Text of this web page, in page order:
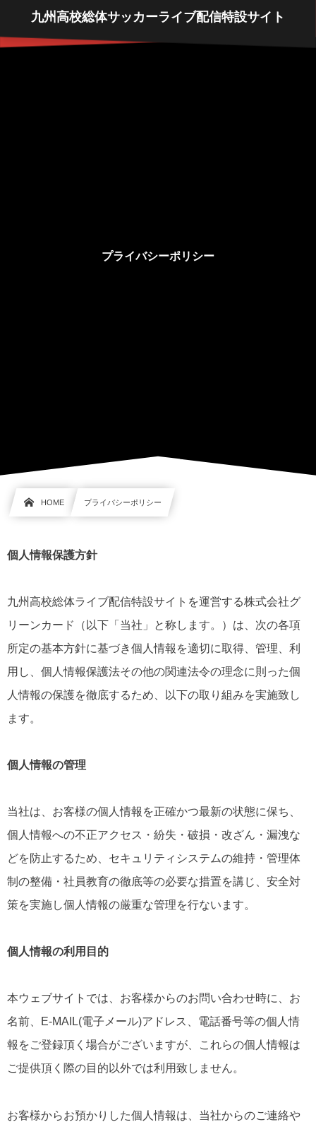
九州高校総体サッカーライブ配信特設サイト
プライバシーポリシー
HOME プライバシーポリシー
個人情報保護方針
九州高校総体ライブ配信特設サイトを運営する株式会社グ
リーンカード（以下「当社」と称します。）は、次の各項
所定の基本方針に基づき個人情報を適切に取得、管理、利
用し、個人情報保護法その他の関連法令の理念に則った個
人情報の保護を徹底するため、以下の取り組みを実施致し
ます。
個人情報の管理
当社は、お客様の個人情報を正確かつ最新の状態に保ち、
個人情報への不正アクセス・紛失・破損・改ざん・漏洩な
どを防止するため、セキュリティシステムの維持・管理体
制の整備・社員教育の徹底等の必要な措置を講じ、安全対
策を実施し個人情報の厳重な管理を行ないます。
個人情報の利用目的
本ウェブサイトでは、お客様からのお問い合わせ時に、お
名前、E-MAIL(電子メール)アドレス、電話番号等の個人情
報をご登録頂く場合がございますが、これらの個人情報は
ご提供頂く際の目的以外では利用致しません。
お客様からお預かりした個人情報は、当社からのご連絡や